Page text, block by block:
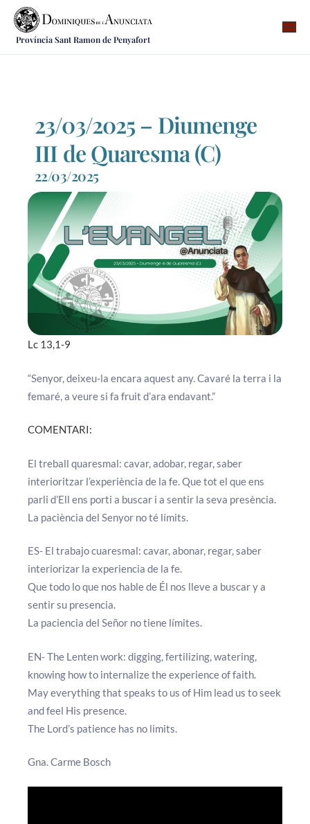
Província Sant Ramon de Penyafort
Qui som
Vocacions
Notícies
Recursos
Contacte
23/03/2025 – Diumenge
III de Quaresma (C)
22/03/2025
Lc 13,1-9
“Senyor, deixeu-la encara aquest any. Cavaré la terra i la
femaré, a veure si fa fruit d’ara endavant.”
COMENTARI:
El treball quaresmal: cavar, adobar, regar, saber
interioritzar l’experiència de la fe. Que tot el que ens
parli d’Ell ens porti a buscar i a sentir la seva presència.
La paciència del Senyor no té límits.
ES- El trabajo cuaresmal: cavar, abonar, regar, saber
interiorizar la experiencia de la fe.
Que todo lo que nos hable de Él nos lleve a buscar y a
sentir su presencia.
La paciencia del Señor no tiene límites.
EN- The Lenten work: digging, fertilizing, watering,
knowing how to internalize the experience of faith.
May everything that speaks to us of Him lead us to seek
and feel His presence.
The Lord’s patience has no limits.
Gna. Carme Bosch